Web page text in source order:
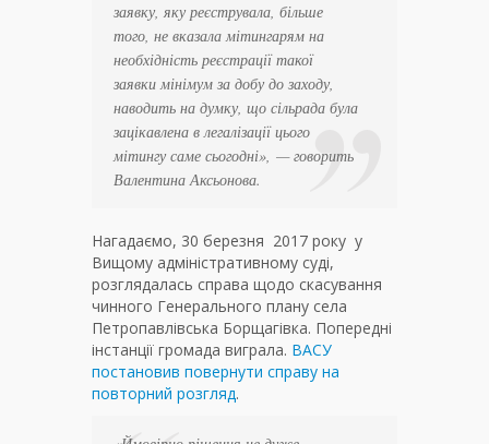
заявку, яку реєструвала, більше
того, не вказала мітингарям на
необхідність реєстрації такої
заявки мінімум за добу до заходу,
наводить на думку, що сільрада була
зацікавлена в легалізації цього
мітингу саме сьогодні», — говорить
Валентина Аксьонова.
Нагадаємо, 30 березня 2017 року у
Вищому адміністративному суді,
розглядалась справа щодо скасування
чинного Генерального плану села
Петропавлівська Борщагівка. Попередні
інстанції громада виграла. ВАСУ
постановив повернути справу на
повторний розгляд.